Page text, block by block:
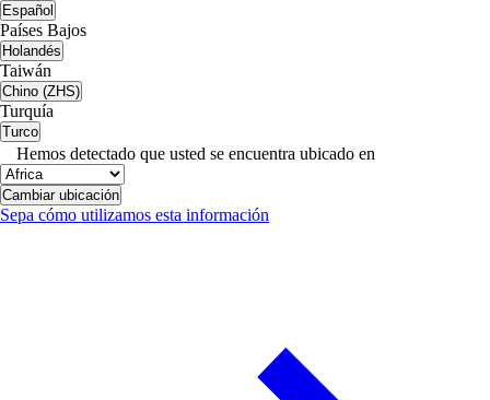
Español
Países Bajos
Holandés
Taiwán
Chino (ZHS)
Turquía
Turco
Hemos detectado que usted se encuentra ubicado en
Cambiar ubicación
Sepa cómo utilizamos esta información